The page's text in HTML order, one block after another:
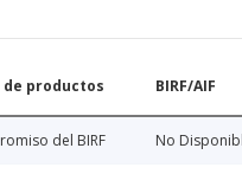
de productos BIRF/AIF
del BIRF No